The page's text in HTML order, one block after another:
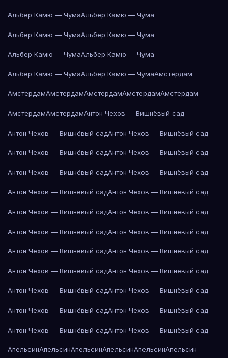
Альбер Камю — ЧумаАльбер Камю — Чума
Альбер Камю — ЧумаАльбер Камю — Чума
Альбер Камю — ЧумаАльбер Камю — Чума
Альбер Камю — ЧумаАльбер Камю — ЧумаАмстердам
АмстердамАмстердамАмстердамАмстердамАмстердам
АмстердамАмстердамАнтон Чехов — Вишнёвый сад
Антон Чехов — Вишнёвый садАнтон Чехов — Вишнёвый сад
Антон Чехов — Вишнёвый садАнтон Чехов — Вишнёвый сад
Антон Чехов — Вишнёвый садАнтон Чехов — Вишнёвый сад
Антон Чехов — Вишнёвый садАнтон Чехов — Вишнёвый сад
Антон Чехов — Вишнёвый садАнтон Чехов — Вишнёвый сад
Антон Чехов — Вишнёвый садАнтон Чехов — Вишнёвый сад
Антон Чехов — Вишнёвый садАнтон Чехов — Вишнёвый сад
Антон Чехов — Вишнёвый садАнтон Чехов — Вишнёвый сад
Антон Чехов — Вишнёвый садАнтон Чехов — Вишнёвый сад
Антон Чехов — Вишнёвый садАнтон Чехов — Вишнёвый сад
Антон Чехов — Вишнёвый садАнтон Чехов — Вишнёвый сад
АпельсинАпельсинАпельсинАпельсинАпельсинАпельсин